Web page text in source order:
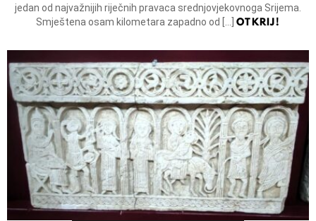
jedan od najvažnijih riječnih pravaca srednjovjekovnoga Srijema.
Smještena osam kilometara zapadno od […] OTKRIJ!